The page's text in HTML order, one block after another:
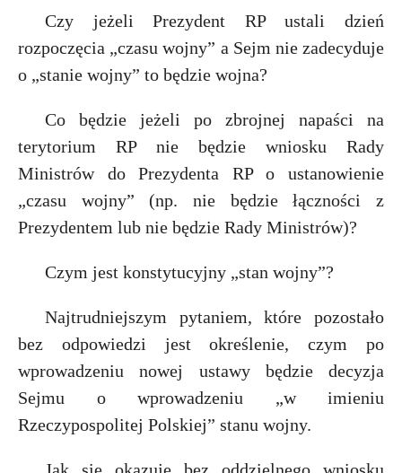
Czy jeżeli Prezydent RP ustali dzień
rozpoczęcia „czasu wojny” a Sejm nie zadecyduje
o „stanie wojny” to będzie wojna?
Co będzie jeżeli po zbrojnej napaści na
terytorium RP nie będzie wniosku Rady
Ministrów do Prezydenta RP o ustanowienie
„czasu wojny” (np. nie będzie łączności z
Prezydentem lub nie będzie Rady Ministrów)?
Czym jest konstytucyjny „stan wojny”?
Najtrudniejszym pytaniem, które pozostało
bez odpowiedzi jest określenie, czym po
wprowadzeniu nowej ustawy będzie decyzja
Sejmu o wprowadzeniu „w imieniu
Rzeczypospolitej Polskiej” stanu wojny.